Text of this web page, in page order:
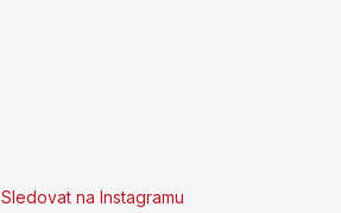
Sledovat na Instagramu